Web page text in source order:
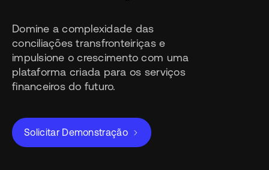
Domine a complexidade das
conciliações transfronteiriças e
impulsione o crescimento com uma
plataforma criada para os serviços
financeiros do futuro.
Solicitar Demonstração